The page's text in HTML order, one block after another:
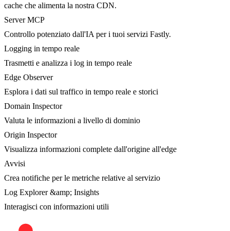
cache che alimenta la nostra CDN.
Server MCP
Controllo potenziato dall'IA per i tuoi servizi Fastly.
Logging in tempo reale
Trasmetti e analizza i log in tempo reale
Edge Observer
Esplora i dati sul traffico in tempo reale e storici
Domain Inspector
Valuta le informazioni a livello di dominio
Origin Inspector
Visualizza informazioni complete dall'origine all'edge
Avvisi
Crea notifiche per le metriche relative al servizio
Log Explorer &amp; Insights
Interagisci con informazioni utili